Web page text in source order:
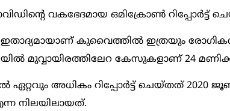
വകഭേദമായ ഒമിക്രോണ്‍ റിപ്പോര്‍ട്ട്
ഇതാദ്യമായാണ് കുവൈത്തില്‍ ഇത്രയും
മുവ്വായിരത്തിലേറ കേസുകളാണ് 24
ഏറ്റവും അധികം റിപ്പോര്‍ട്ട് ചെയ്തത് 2020
നിലയിലായത്.